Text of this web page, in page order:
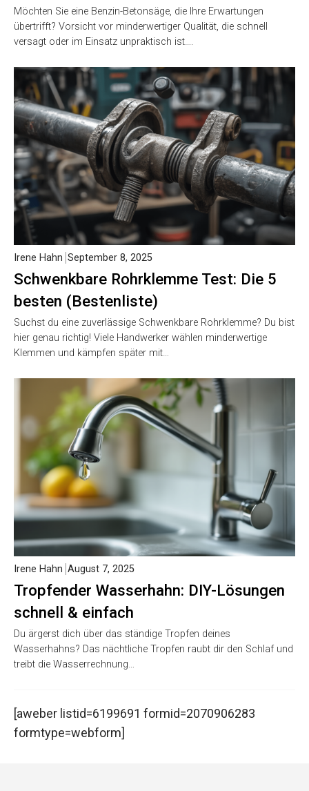
Möchten Sie eine Benzin-Betonsäge, die Ihre Erwartungen
übertrifft? Vorsicht vor minderwertiger Qualität, die schnell
versagt oder im Einsatz unpraktisch ist….
Schwenkbare Rohrklemme Test: Die 5
besten (Bestenliste)
Irene Hahn September 8, 2025
Suchst du eine zuverlässige Schwenkbare Rohrklemme? Du bist
hier genau richtig! Viele Handwerker wählen minderwertige
Klemmen und kämpfen später mit…
Tropfender Wasserhahn: DIY-Lösungen
schnell & einfach
Irene Hahn August 7, 2025
Du ärgerst dich über das ständige Tropfen deines
Wasserhahns? Das nächtliche Tropfen raubt dir den Schlaf und
treibt die Wasserrechnung…
[aweber listid=6199691 formid=2070906283
formtype=webform]